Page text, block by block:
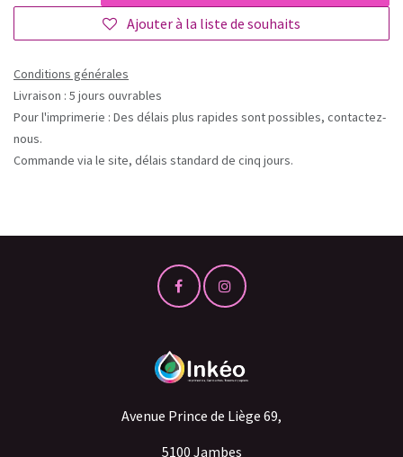
Ajouter à la liste de souhaits
Conditions générales
Livraison : 5 jours ouvrables
Pour l'imprimerie : Des délais plus rapides sont possibles, contactez-
nous.
Commande via le site, délais standard de cinq jours.
Avenue Prince de Liège 69,
5100 Jambes